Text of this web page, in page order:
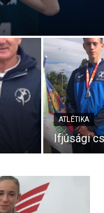
ATLÉTIKA
Ifjúsági